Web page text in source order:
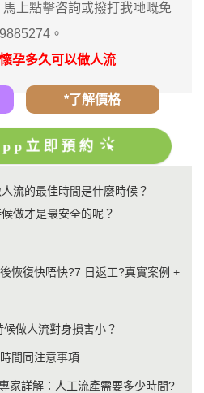
上點擊咨詢或撥打我哋嘅免
。
懷孕多久可以做人流
*了解價格
立即預約
流的最佳時間是什麼時候？
做才是最安全的呢？
恢復快唔快?7 日返工?真實案例 +
做人流對身損害小？
間同注意事項
家詳解：人工流產需要多少時間?